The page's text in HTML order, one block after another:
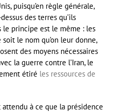
puisqu’en règle générale,
des terres qu’ils
principe est le même : les
le nom qu’on leur donne,
des moyens nécessaires
la guerre contre l’Iran, le
étiré les ressources de
à ce que la présidence